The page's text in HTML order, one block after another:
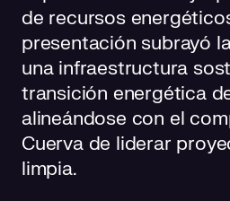
de recursos
presentación subrayó
una infraestructura
transición energética
alineándose con el
Cuerva de liderar
limpia.